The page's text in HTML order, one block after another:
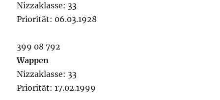
Nizzaklasse: 33
Priorität: 06.03.1928
399 08 792
Wappen
Nizzaklasse: 33
Priorität: 17.02.1999